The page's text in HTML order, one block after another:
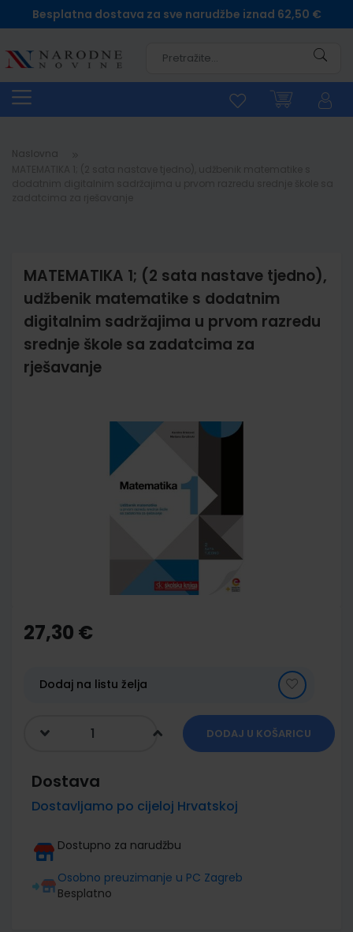
Besplatna dostava za sve narudžbe iznad 62,50 €
Naslovna
MATEMATIKA 1; (2 sata nastave tjedno),
udžbenik matematike s dodatnim
digitalnim sadržajima u prvom razredu
srednje škole sa zadatcima za
rješavanje
the
beginning
gallery
27,30 €
Dodaj na listu želja
DODAJ U KOŠARICU
Dostava
Dostavljamo po cijeloj Hrvatskoj
Dostupno za narudžbu
Osobno preuzimanje u PC Zagreb
Besplatno